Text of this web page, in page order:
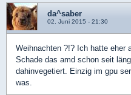
da^saber
02. Juni 2015 - 21:30
Weihnachten ?!? Ich hatte eher
Schade das amd schon seit
dahinvegetiert. Einzig im gpu
was.